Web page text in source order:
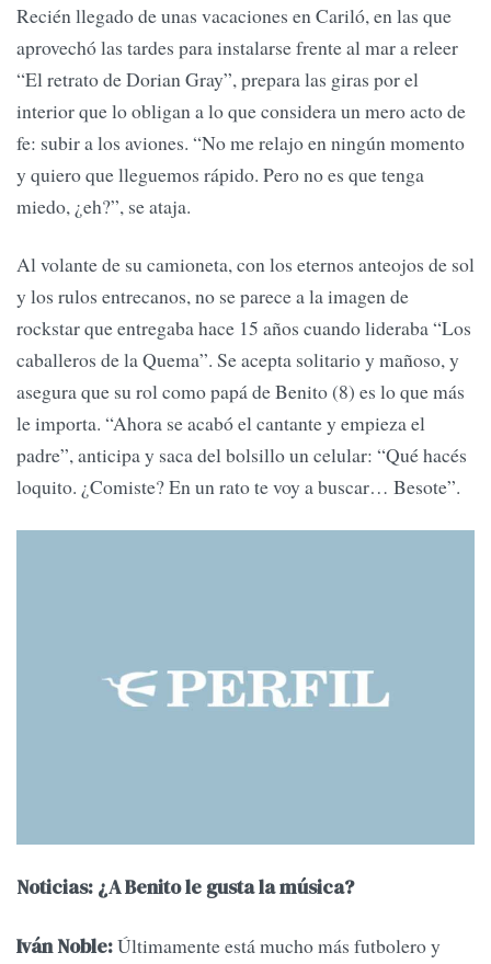
Recién llegado de unas vacaciones en Cariló, en las que
aprovechó las tardes para instalarse frente al mar a releer
“El retrato de Dorian Gray”, prepara las giras por el
interior que lo obligan a lo que considera un mero acto de
fe: subir a los aviones. “No me relajo en ningún momento
y quiero que lleguemos rápido. Pero no es que tenga
miedo, ¿eh?”, se ataja.
Al volante de su camioneta, con los eternos anteojos de sol
y los rulos entrecanos, no se parece a la imagen de
rockstar que entregaba hace 15 años cuando lideraba “Los
caballeros de la Quema”. Se acepta solitario y mañoso, y
asegura que su rol como papá de Benito (8) es lo que más
le importa. “Ahora se acabó el cantante y empieza el
padre”, anticipa y saca del bolsillo un celular: “Qué hacés
loquito. ¿Comiste? En un rato te voy a buscar… Besote”.
Noticias: ¿A Benito le gusta la música?
Iván Noble:Últimamente está mucho más futbolero y